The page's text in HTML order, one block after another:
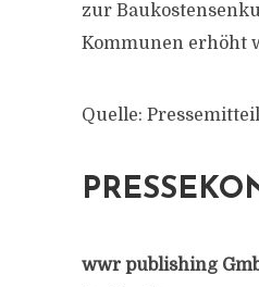
zur
Kommunen erhöht
Quelle:
wwr publishing